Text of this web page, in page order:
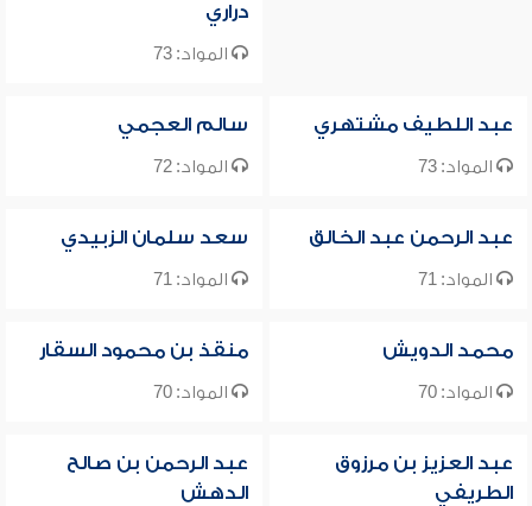
دراري
المواد: 73
عبد اللطيف مشتهري
المواد: 73
سالم العجمي
المواد: 72
عبد الرحمن عبد الخالق
المواد: 71
سعد سلمان الزبيدي
المواد: 71
محمد الدويش
المواد: 70
منقذ بن محمود السقار
المواد: 70
عبد العزيز بن مرزوق
الطريفي
عبد الرحمن بن صالح
الدهش